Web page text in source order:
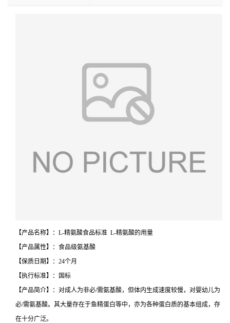
【产品名称】：L-精氨酸食品标准 L-精氨酸的用量
【产品属性】：食品级氨基酸
【保质日期】：24个月
【执行标准】：国标
【产品简介】：对成人为非必/需氨基酸，但体内生成速度较慢，对婴幼儿为
必/需氨基酸。其大量存在于鱼精蛋白等中，亦为各种蛋白质的基本组成，存
在十分广泛。